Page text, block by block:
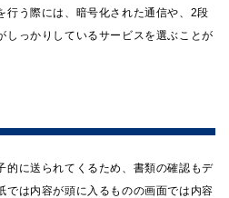
行う際には、暗号化された通信や、2段
しっかりしているサービスを選ぶことが
的に送られてくるため、書類の確認もデ
では内容が頭に入るものの画面では内容